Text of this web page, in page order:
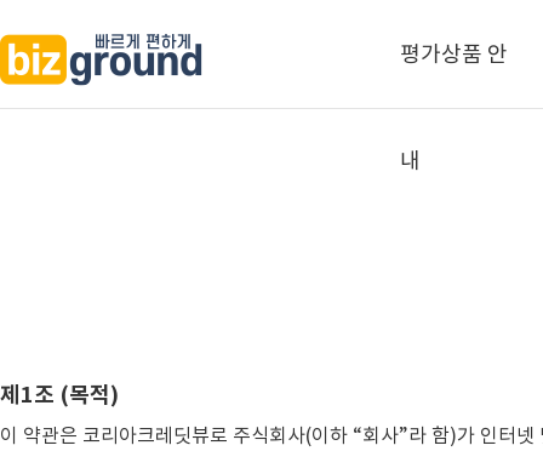
평가상품 안
내
제1조 (목적)
이 약관은 코리아크레딧뷰로 주식회사(이하 “회사”라 함)가 인터